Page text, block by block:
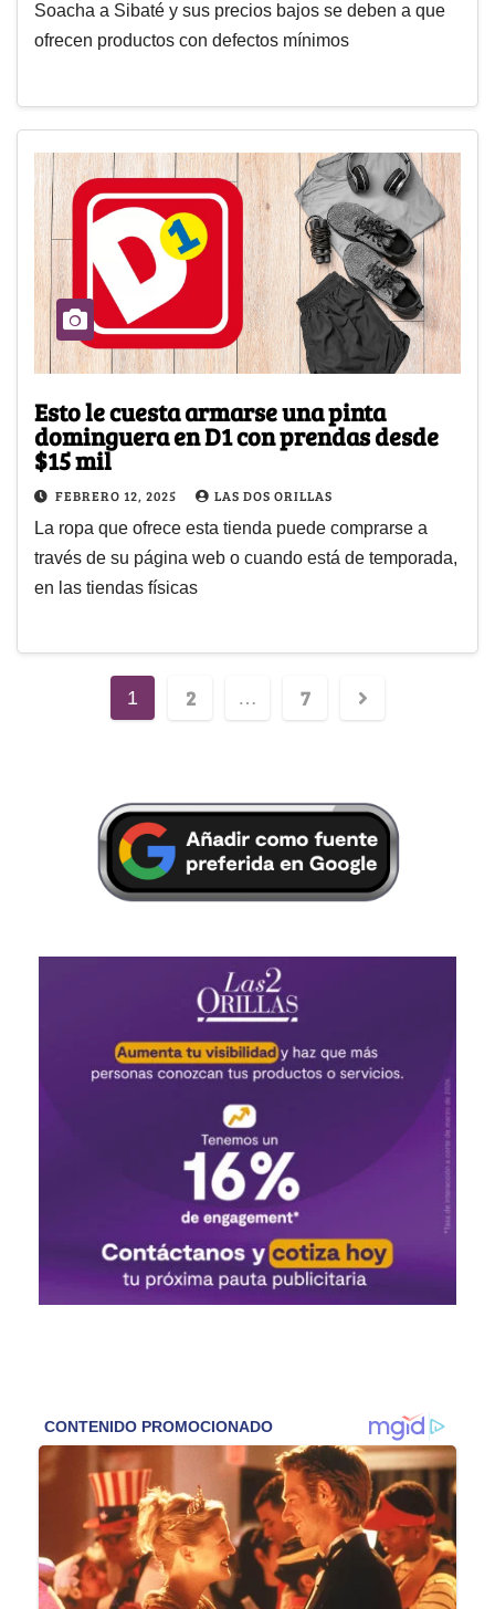
Soacha a Sibaté y sus precios bajos se deben a que
ofrecen productos con defectos mínimos
Esto le cuesta armarse una pinta
dominguera en D1 con prendas desde
$15 mil
FEBRERO 12, 2025 LAS DOS ORILLAS
La ropa que ofrece esta tienda puede comprarse a
través de su página web o cuando está de temporada,
en las tiendas físicas
1 2 … 7